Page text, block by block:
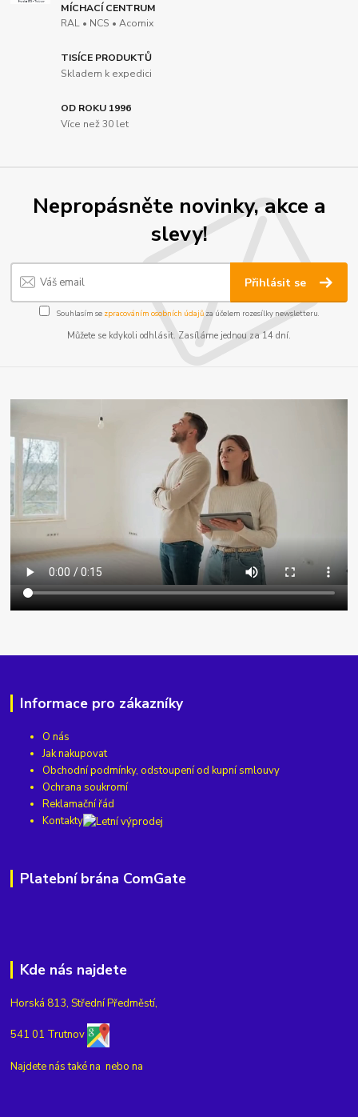
MÍCHACÍ CENTRUM
RAL • NCS • Acomix
TISÍCE PRODUKTŮ
Skladem k expedici
OD ROKU 1996
Více než 30 let
Nepropásněte novinky, akce a
slevy!
Přihlásit se
Souhlasím se zpracováním osobních údajůza účelem rozesílky newsletteru.
Můžete se kdykoli odhlásit. Zasíláme jednou za 14 dní.
Informace pro zákazníky
O nás
Jak nakupovat
Obchodní podmínky, odstoupení od kupní smlouvy
Ochrana soukromí
Reklamační řád
Kontakty
Platební brána ComGate
Kde nás najdete
Horská 813, Střední Předměstí,
541 01 Trutnov
Najdete nás také na nebo na